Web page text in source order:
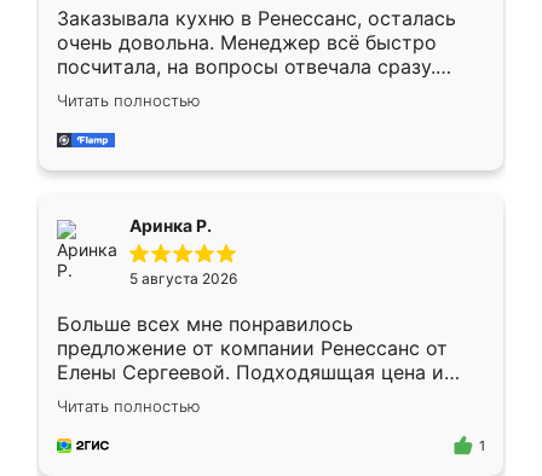
Заказывала кухню в Ренессанс, осталась
очень довольна. Менеджер всё быстро
посчитала, на вопросы отвечала сразу.
Замерщик приехал в субботу, подошёл к
делу со всей ответственностью. Собрали
за день, ребята работали аккуратно, даже
Читать полностью
Аринка Р.
5 августа 2026
Больше всех мне понравилось
предложение от компании Ренессанс от
Елены Сергеевой. Подходяшщая цена и
короткие сроки изготовления. Приехавший
для замера сотрудник Владислав
предложил по моему эскизу самый
Читать полностью
1